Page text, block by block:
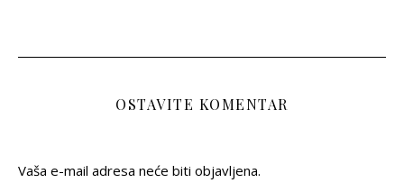
OSTAVITE KOMENTAR
Vaša e-mail adresa neće biti objavljena.